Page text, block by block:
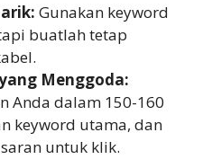
Gunakan keyword
buatlah tetap
Menggoda:
Anda dalam 150-160
keyword utama, dan
untuk klik.